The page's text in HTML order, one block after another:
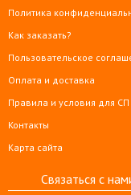
Политика
Как заказать?
Пользовательское
Оплата и доставка
Правила и условия для СП
Контакты
Карта сайта
Связаться с